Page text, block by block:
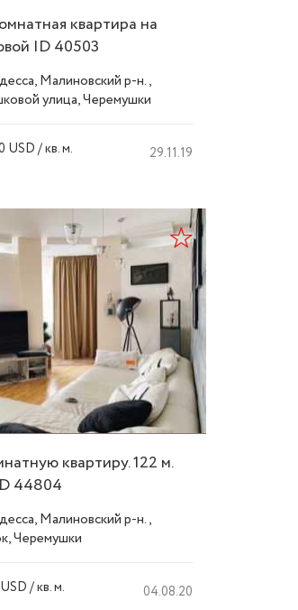
квартира на
ID 40503
Малиновский р-н.,
улица, Черемушки
USD / кв. м. 29.11.19
квартиру. 122 м.
44804
Малиновский р-н.,
Черемушки
/ кв. м. 04.08.20